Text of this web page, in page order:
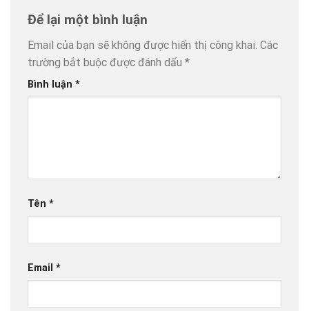
Để lại một bình luận
Email của bạn sẽ không được hiển thị công khai. Các
trường bắt buộc được đánh dấu *
Bình luận *
Tên *
Email *